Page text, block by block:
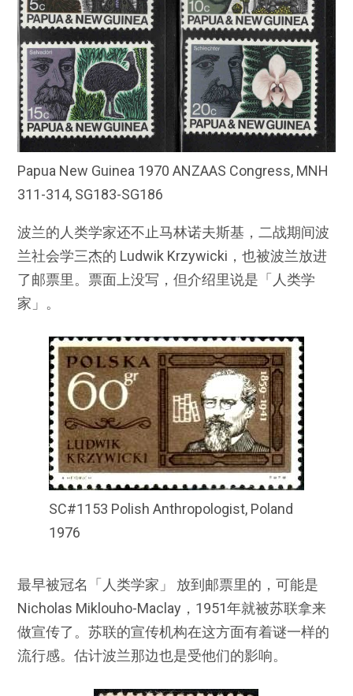
Papua New Guinea 1970 ANZAAS Congress, MNH
311-314, SG183-SG186
波兰的人类学家还不止马林诺夫斯基，二战期间波
兰社会学三杰的 Ludwik Krzywicki，也被波兰放进
了邮票里。票面上没写，但介绍里说是「人类学
家」。
SC#1153 Polish Anthropologist, Poland
1976
最早被冠名「人类学家」 放到邮票里的，可能是
Nicholas Miklouho-Maclay，1951年就被苏联拿来
做宣传了。苏联的宣传机构在这方面有着谜一样的
流行感。估计波兰那边也是受他们的影响。